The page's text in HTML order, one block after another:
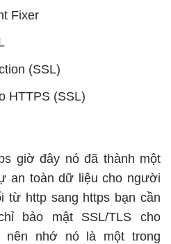
Fixer
(SSL)
HTTPS (SSL)
giờ đây nó đã thành một
an toàn dữ liệu cho người
từ http sang https bạn cần
bảo mật SSL/TLS cho
nên nhớ nó là một trong